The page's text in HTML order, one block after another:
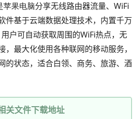
苹果电脑分享无线路由器流量、 WiFi
件基于云端数据处理技术，内置千万
用户可自动获取周围的WiFi热点， 无
，最大化使用各种联网的移动服务，
的状态，适合白领、商务、旅游、酒
关文件下载地址